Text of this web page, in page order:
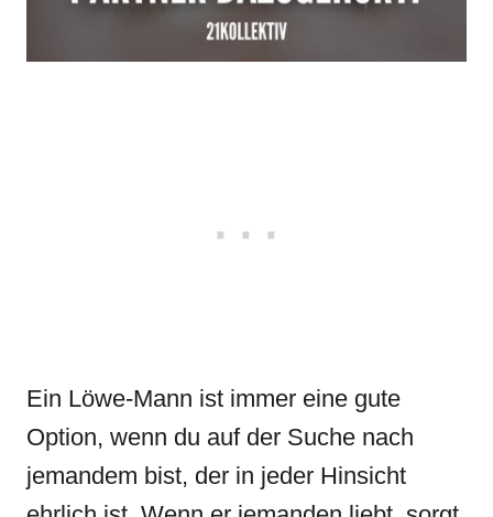
Ein Löwe-Mann ist immer eine gute
Option, wenn du auf der Suche nach
jemandem bist, der in jeder Hinsicht